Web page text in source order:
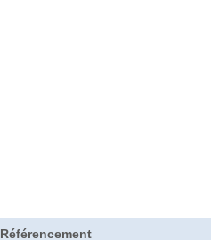
Référencement